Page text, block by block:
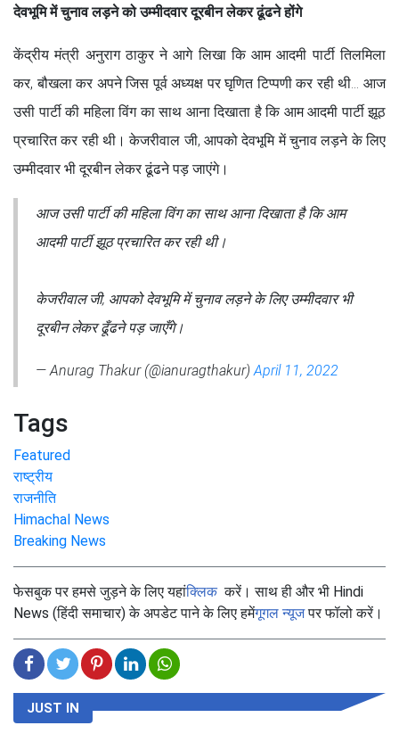
देवभूमि में चुनाव लड़ने को उम्मीदवार दूरबीन लेकर ढूंढने होंगे
केंद्रीय मंत्री अनुराग ठाकुर ने आगे ल‍िखा क‍ि आम आदमी पार्टी तिलमिला
कर, बौखला कर अपने जिस पूर्व अध्यक्ष पर घृणित टिप्पणी कर रही थी… आज
उसी पार्टी की महिला विंग का साथ आना दिखाता है कि आम आदमी पार्टी झूठ
प्रचारित कर रही थी। केजरीवाल जी, आपको देवभूमि में चुनाव लड़ने के लिए
उम्मीदवार भी दूरबीन लेकर ढूंढने पड़ जाएंगे।
आज उसी पार्टी की महिला विंग का साथ आना दिखाता है कि आम
आदमी पार्टी झूठ प्रचारित कर रही थी।
केजरीवाल जी, आपको देवभूमि में चुनाव लड़ने के लिए उम्मीदवार भी
दूरबीन लेकर ढूँढने पड़ जाएँगे।
— Anurag Thakur (@ianuragthakur) April 11, 2022
Tags
Featured
राष्ट्रीय
राजनीति
Himachal News
Breaking News
फेसबुक पर हमसे जुड़ने के लिए यहांक्लिककरें। साथ ही और भी Hindi
News (हिंदी समाचार) के अपडेट पाने के लिए हमेंगूगल न्यूजपर फॉलो करें।
JUST IN